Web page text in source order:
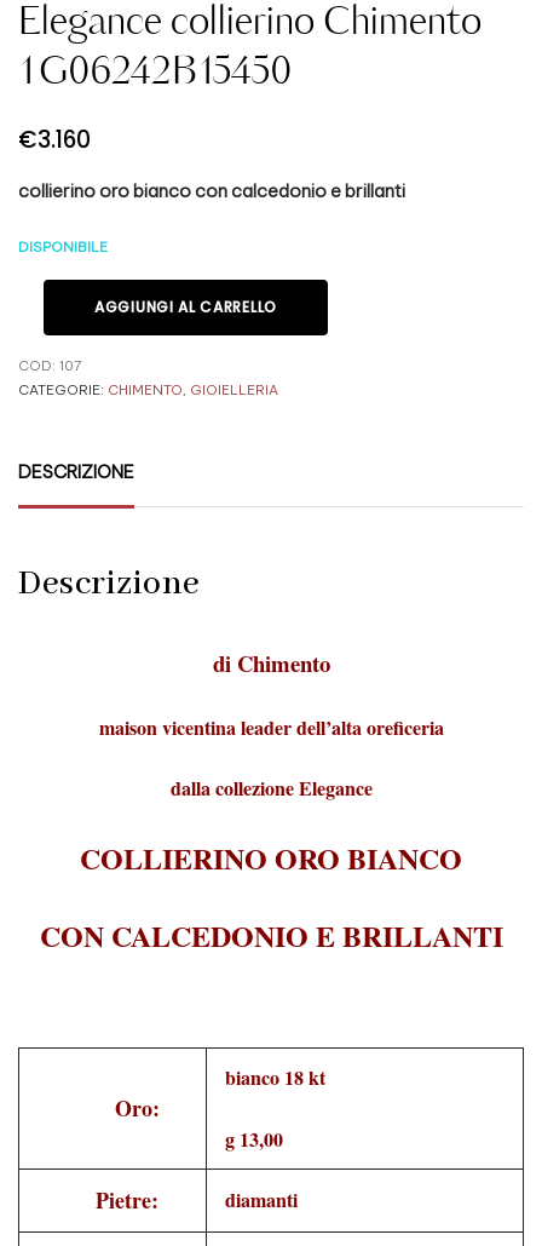
Elegance collierino Chimento
1G06242B15450
€3.160
collierino oro bianco con calcedonio e brillanti
DISPONIBILE
AGGIUNGI AL CARRELLO
COD: 107
CATEGORIE: CHIMENTO GIOIELLERIA
DESCRIZIONE
Descrizione
di Chimento
maison vicentina leader dell’alta oreficeria
dalla collezione Elegance
COLLIERINO ORO BIANCO
CON CALCEDONIO E BRILLANTI
Oro:
bianco 18 kt
g 13,00
Pietre: diamanti